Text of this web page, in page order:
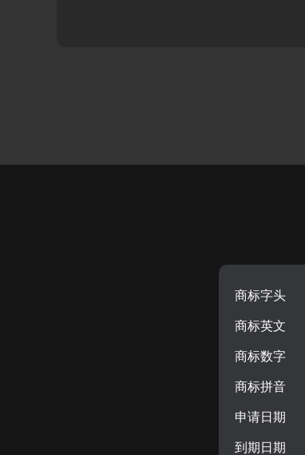
商标字头
商标英文
商标数字
商标拼音
申请日期
到期日期